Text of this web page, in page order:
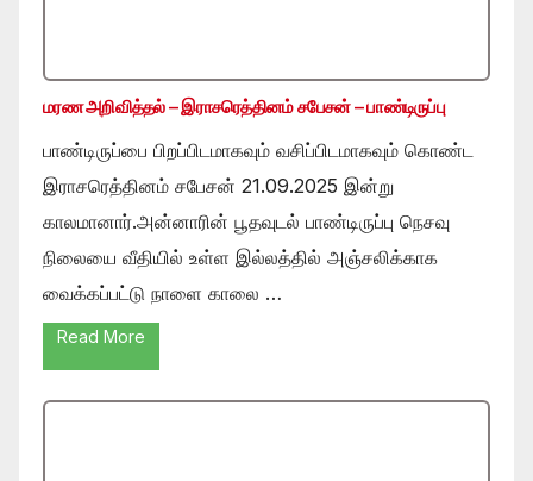
மரண அறிவித்தல் – இராசரெத்தினம் சபேசன் – பாண்டிருப்பு
பாண்டிருப்பை பிறப்பிடமாகவும் வசிப்பிடமாகவும் கொண்ட
இராசரெத்தினம் சபேசன் 21.09.2025 இன்று
காலமானார்.அன்னாரின் பூதவுடல் பாண்டிருப்பு நெசவு
நிலையை வீதியில் உள்ள இல்லத்தில் அஞ்சலிக்காக
வைக்கப்பட்டு நாளை காலை …
Read More